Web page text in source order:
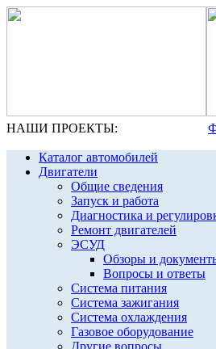
НАШИ ПРОЕКТЫ:
Каталог автомобилей
Двигатели
Общие сведения
Запуск и работа
Диагностика и
Ремонт двигателей
ЭСУД
Обзоры и
Вопросы и ответы
Система питания
Система зажигания
Система охлаждения
Газовое оборудование
Другие вопросы